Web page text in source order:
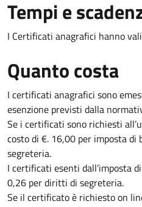
Tempi e
I Certificati anagrafici hanno
Quanto costa
I certificati anagrafici sono
esenzione previsti dalla
Se i certificati sono richiesti
costo di €. 16,00 per imposta
segreteria.
I certificati esenti dall’imposta
0,26 per diritti di segreteria.
Se il certificato è richiesto on